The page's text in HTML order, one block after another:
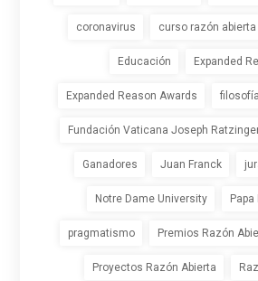
coronavirus curso razón abierta
Educación Expanded
Expanded Reason Awards filosofía
Fundación Vaticana Joseph
Ganadores Juan Franck
Notre Dame University
pragmatismo Premios Razón
Proyectos Razón Abierta